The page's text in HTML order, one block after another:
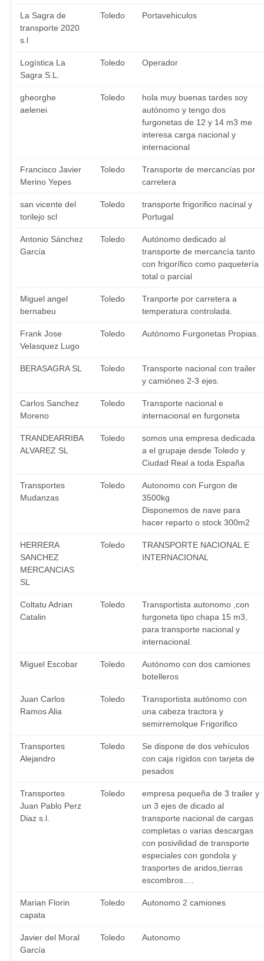
La Sagra de
transporte 2020
s.l
Toledo Portavehiculos
Logística La
Sagra S.L.
Toledo Operador
gheorghe
aelenei
Toledo
hola muy buenas tardes soy
autónomo y tengo dos
furgonetas de 12 y 14 m3 me
interesa carga nacional y
internacional
Francisco Javier
Merino Yepes
Toledo
Transporte de mercancías por
carretera
san vicente del
torilejo scl
Toledo
transporte frigorifico nacinal y
Portugal
Antonio Sánchez
García
Toledo
Autónomo dedicado al
transporte de mercancía tanto
con frigorífico como paquetería
total o parcial
Miguel angel
bernabeu
Toledo
Tranporte por carretera a
temperatura controlada.
Frank Jose
Velasquez Lugo
Toledo Autónomo Furgonetas Propias.
BERASAGRA SL Toledo
Transporte nacional con trailer
y camiónes 2-3 ejes.
Carlos Sanchez
Moreno
Toledo
Transporte nacional e
internacional en furgoneta
TRANDEARRIBA
ALVAREZ SL
Toledo
somos una empresa dedicada
a el grupaje desde Toledo y
Ciudad Real a toda España
Transportes
Mudanzas
Toledo
Autonomo con Furgon de
3500kg
Disponemos de nave para
hacer reparto o stock 300m2
HERRERA
SANCHEZ
MERCANCIAS
SL
Toledo
TRANSPORTE NACIONAL E
INTERNACIONAL
Coltatu Adrian
Catalin
Toledo
Transportista autonomo ,con
furgoneta tipo chapa 15 m3,
para transporte nacional y
internacional.
Miguel Escobar Toledo
Autónomo con dos camiones
botelleros
Juan Carlos
Ramos Alia
Toledo
Transportista autónomo con
una cabeza tractora y
semirremolque Frigorifico
Transportes
Alejandro
Toledo
Se dispone de dos vehículos
con caja rígidos con tarjeta de
pesados
Transportes
Juan Pablo Perz
Diaz s.l.
Toledo
empresa pequeña de 3 trailer y
un 3 ejes de dicado al
transporte nacional de cargas
completas o varias descargas
con posivilidad de transporte
especiales con gondola y
trasportes de aridos,tierras
escombros….
Marian Florin
capata
Toledo Autonomo 2 camiones
Javier del Moral
García
Toledo Autonomo